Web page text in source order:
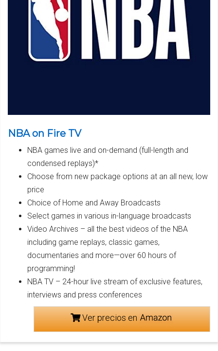
NBA on Fire TV
NBA games live and on-demand (full-length and
condensed replays)*
Choose from new package options at an all new, low
price
Choice of Home and Away Broadcasts
Select games in various in-language broadcasts
Video Archives – all the best videos of the NBA
including game replays, classic games,
documentaries and more—over 60 hours of
programming!
NBA TV – 24-hour live stream of exclusive features,
interviews and press conferences
Ver precios en